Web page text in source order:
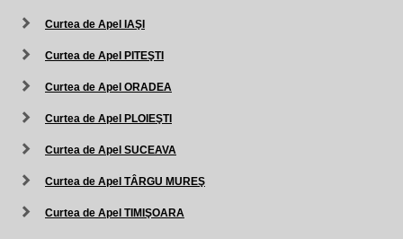
Curtea de Apel IAŞI
Curtea de Apel PITEŞTI
Curtea de Apel ORADEA
Curtea de Apel PLOIEŞTI
Curtea de Apel SUCEAVA
Curtea de Apel TÂRGU MUREŞ
Curtea de Apel TIMIŞOARA